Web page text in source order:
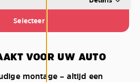
Selecteer
VOOR UW AUTO
montage – altijd een